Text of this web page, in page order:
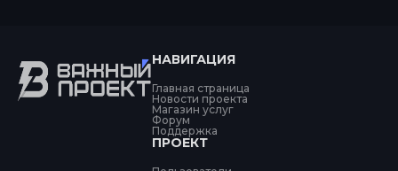
НАВИГАЦИЯ
Главная страница
Новости проекта
Магазин услуг
Форум
Поддержка
ПРОЕКТ